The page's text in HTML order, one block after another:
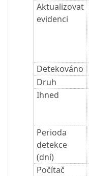
Aktualizovat
evidenci
Detekováno
Druh
Ihned
Perioda
detekce
(dní)
Počítač